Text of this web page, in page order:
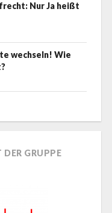
Nur Ja heißt
wechseln! Wie
DER GRUPPE